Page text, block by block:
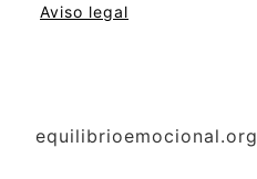
Aviso legal
equilibrioemocional.org